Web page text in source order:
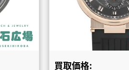
買取価格: